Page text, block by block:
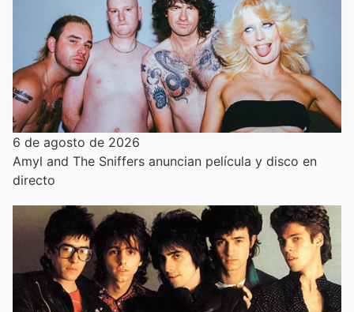
6 de agosto de 2026
Amyl and The Sniffers anuncian película y disco en
directo